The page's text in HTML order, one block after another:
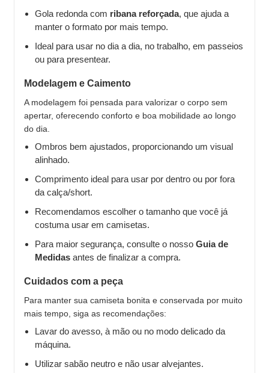
Gola redonda com ribana reforçada, que ajuda a
manter o formato por mais tempo.
Ideal para usar no dia a dia, no trabalho, em passeios
ou para presentear.
Modelagem e Caimento
A modelagem foi pensada para valorizar o corpo sem
apertar, oferecendo conforto e boa mobilidade ao longo
do dia.
Ombros bem ajustados, proporcionando um visual
alinhado.
Comprimento ideal para usar por dentro ou por fora
da calça/short.
Recomendamos escolher o tamanho que você já
costuma usar em camisetas.
Para maior segurança, consulte o nosso Guia de
Medidas antes de finalizar a compra.
Cuidados com a peça
Para manter sua camiseta bonita e conservada por muito
mais tempo, siga as recomendações:
Lavar do avesso, à mão ou no modo delicado da
máquina.
Utilizar sabão neutro e não usar alvejantes.